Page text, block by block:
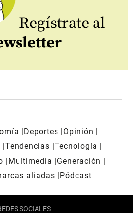
Regístrate al
Deportes
Opinión
Tendencias Tecnología
Multimedia
Generación
aliadas
Pódcast
SOCIALES